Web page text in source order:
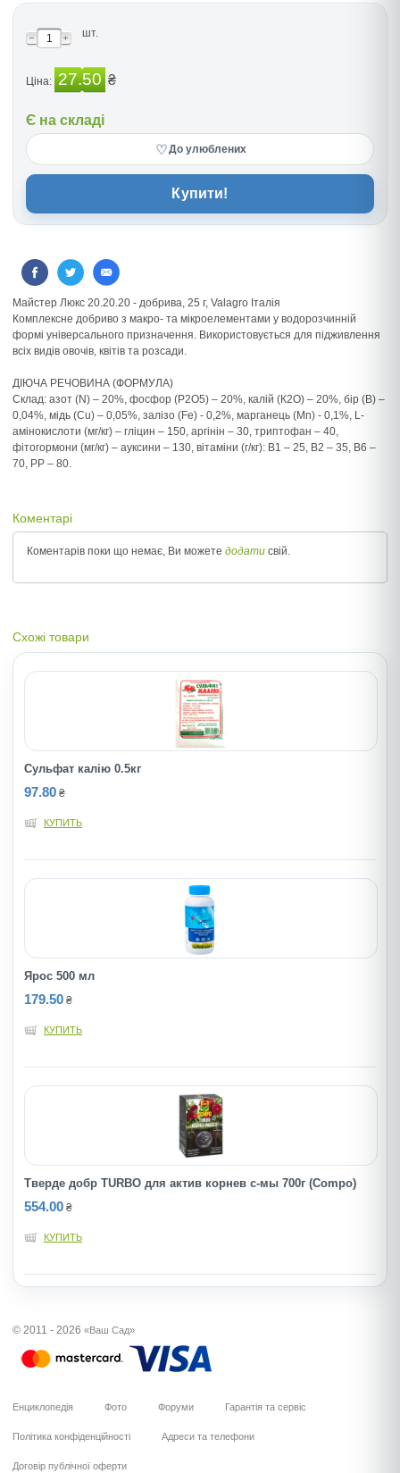
шт.
Ціна: 27.50 ₴
Є на складі
♡До улюблених
Купити!
Майстер Люкс 20.20.20 - добрива, 25 г, Valagro Італія
Комплексне добриво з макро- та мікроелементами у водорозчинній
формі універсального призначення. Використовується для підживлення
всіх видів овочів, квітів та розсади.
ДІЮЧА РЕЧОВИНА (ФОРМУЛА)
Склад: азот (N) – 20%, фосфор (P2O5) – 20%, калій (К2O) – 20%, бір (B) –
0,04%, мідь (Cu) – 0,05%, залізо (Fe) - 0,2%, марганець (Mn) - 0,1%, L-
амінокислоти (мг/кг) – гліцин – 150, аргінін – 30, триптофан – 40,
фітогормони (мг/кг) – ауксини – 130, вітаміни (г/кг): B1 – 25, B2 – 35, B6 –
70, РР – 80.
Коментарі
Коментарів поки що немає, Ви можете додати свій.
Схожі товари
Сульфат калію 0.5кг
97.80 ₴
КУПИТЬ
Ярос 500 мл
179.50 ₴
КУПИТЬ
Тверде добр TURBO для актив корнев с-мы 700г (Compo)
554.00 ₴
КУПИТЬ
© 2011 - 2026 «Ваш Сад»
Енциклопедія Фото Форуми Гарантія та сервіс
Політика конфіденційності Адреси та телефони
Договір публічної оферти